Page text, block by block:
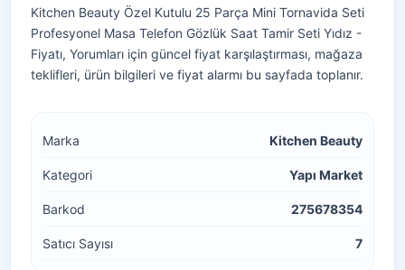
Kitchen Beauty Özel Kutulu 25 Parça Mini Tornavida Seti
Profesyonel Masa Telefon Gözlük Saat Tamir Seti Yıdız -
Fiyatı, Yorumları için güncel fiyat karşılaştırması, mağaza
teklifleri, ürün bilgileri ve fiyat alarmı bu sayfada toplanır.
Marka Kitchen Beauty
Kategori Yapı Market
Barkod 275678354
Satıcı Sayısı 7